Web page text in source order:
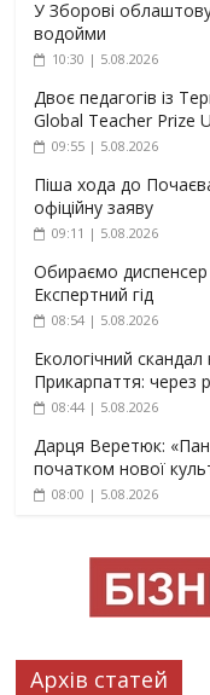
У Зборові
водойми
10:30 | 5.08.2026
Двоє педагогів із
Global Teacher Prize
09:55 | 5.08.2026
Піша хода до
офіційну заяву
09:11 | 5.08.2026
Обираємо
Експертний гід
08:54 | 5.08.2026
Екологічний
Прикарпаття: через
08:44 | 5.08.2026
Дарця Веретюк:
початком нової
08:00 | 5.08.2026
Архів статей